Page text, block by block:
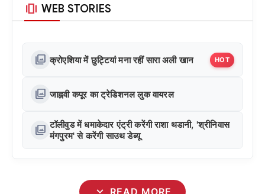
amp_stories WEB STORIES
photo_library क्रोएशिया में छुट्टियां मना रहीं सारा अली खान HOT
photo_library जाह्नवी कपूर का ट्रेडिशनल लुक वायरल
photo_library टॉलीवुड में धमाकेदार एंट्री करेंगी राशा थडानी, 'श्रीनिवास
मंगपुरम' से करेंगी साउथ डेब्यू